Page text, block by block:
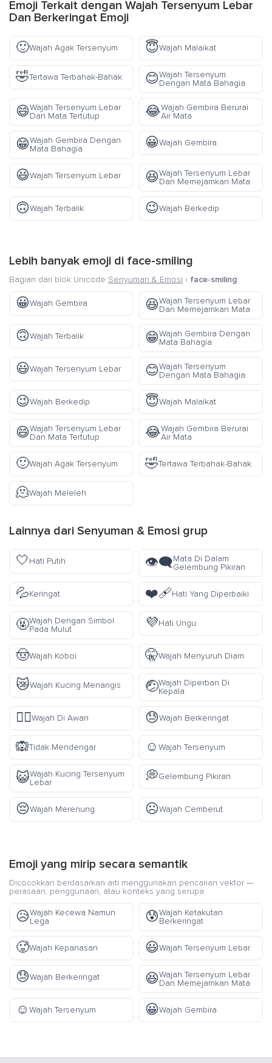
Emoji Terkait dengan Wajah Tersenyum Lebar
Dan Berkeringat Emoji
🙂Wajah Agak Tersenyum 😇Wajah Malaikat
🤣Tertawa Terbahak-Bahak 😊Wajah Tersenyum
Dengan Mata Bahagia
😄Wajah Tersenyum Lebar
Dan Mata Tertutup
😂Wajah Gembira Berurai
Air Mata
😁Wajah Gembira Dengan
Mata Bahagia
😀Wajah Gembira
😃Wajah Tersenyum Lebar 😆Wajah Tersenyum Lebar
Dan Memejamkan Mata
🙃Wajah Terbalik 😉Wajah Berkedip
Lebih banyak emoji di face-smiling
Bagian dari blok Unicode Senyuman & Emosi › face-smiling
😀Wajah Gembira 😆Wajah Tersenyum Lebar
Dan Memejamkan Mata
🙃Wajah Terbalik 😁Wajah Gembira Dengan
Mata Bahagia
😃Wajah Tersenyum Lebar 😊Wajah Tersenyum
Dengan Mata Bahagia
😉Wajah Berkedip 😇Wajah Malaikat
😄Wajah Tersenyum Lebar
Dan Mata Tertutup
😂Wajah Gembira Berurai
Air Mata
🙂Wajah Agak Tersenyum 🤣Tertawa Terbahak-Bahak
🫠Wajah Meleleh
Lainnya dari Senyuman & Emosi grup
🤍Hati Putih 👁️‍🗨️Mata Di Dalam
Gelembung Pikiran
💦Keringat ❤️‍🩹Hati Yang Diperbaiki
🤬Wajah Dengan Simbol
Pada Mulut
💜Hati Ungu
🤠Wajah Koboi 🤫Wajah Menyuruh Diam
😿Wajah Kucing Menangis 🤕Wajah Diperban Di
Kepala
😶‍🌫️Wajah Di Awan 😓Wajah Berkeringat
🙉Tidak Mendengar ☺️ Wajah Tersenyum
😺Wajah Kucing Tersenyum
Lebar
💭Gelembung Pikiran
😔Wajah Merenung ☹️Wajah Cemberut
Emoji yang mirip secara semantik
Dicocokkan berdasarkan arti menggunakan pencarian vektor —
perasaan, penggunaan, atau konteks yang serupa.
😥Wajah Kecewa Namun
Lega
😰Wajah Ketakutan
Berkeringat
🥵Wajah Kepanasan 😃Wajah Tersenyum Lebar
😓Wajah Berkeringat 😆Wajah Tersenyum Lebar
Dan Memejamkan Mata
☺️ Wajah Tersenyum 😀Wajah Gembira